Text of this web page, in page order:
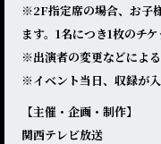
※2F指定席の場合、お子
ます。1名につき1枚のチケ
※出演者の変更などによ
※イベント当日、収録が入
【主催・企画・制作】
関西テレビ放送